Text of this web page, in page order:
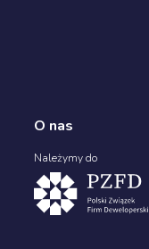
O nas
Należymy do